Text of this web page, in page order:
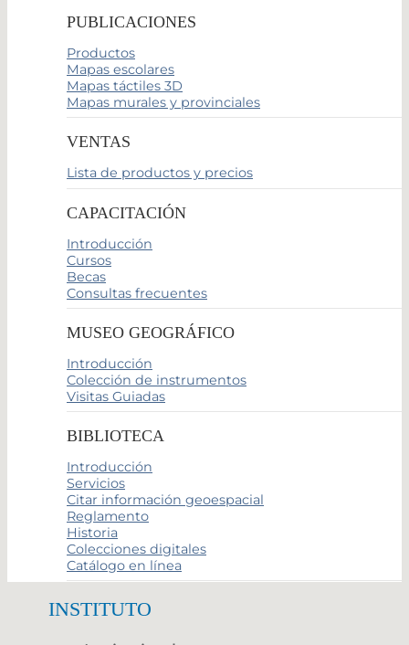
PUBLICACIONES
Productos
Mapas escolares
Mapas táctiles 3D
Mapas murales y provinciales
VENTAS
Lista de productos y precios
CAPACITACIÓN
Introducción
Cursos
Becas
Consultas frecuentes
MUSEO GEOGRÁFICO
Introducción
Colección de instrumentos
Visitas Guiadas
BIBLIOTECA
Introducción
Servicios
Citar información geoespacial
Reglamento
Historia
Colecciones digitales
Catálogo en línea
INSTITUTO